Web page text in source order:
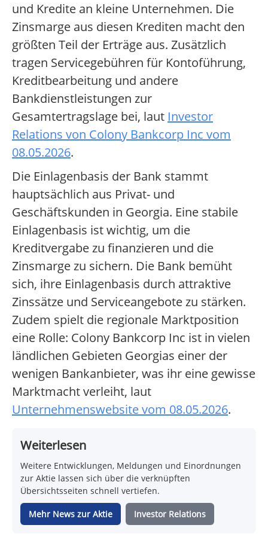
und Kredite an kleine Unternehmen. Die
Zinsmarge aus diesen Krediten macht den
größten Teil der Erträge aus. Zusätzlich
tragen Servicegebühren für Kontoführung,
Kreditbearbeitung und andere
Bankdienstleistungen zur
Gesamtertragslage bei, laut Investor
Relations von Colony Bankcorp Inc vom
08.05.2026.
Die Einlagenbasis der Bank stammt
hauptsächlich aus Privat- und
Geschäftskunden in Georgia. Eine stabile
Einlagenbasis ist wichtig, um die
Kreditvergabe zu finanzieren und die
Zinsmarge zu sichern. Die Bank bemüht
sich, ihre Einlagenbasis durch attraktive
Zinssätze und Serviceangebote zu stärken.
Zudem spielt die regionale Marktposition
eine Rolle: Colony Bankcorp Inc ist in vielen
ländlichen Gebieten Georgias einer der
wenigen Bankanbieter, was ihr eine gewisse
Marktmacht verleiht, laut
Unternehmenswebsite vom 08.05.2026.
Weiterlesen
Weitere Entwicklungen, Meldungen und Einordnungen
zur Aktie lassen sich über die verknüpften
Übersichtsseiten schnell vertiefen.
Mehr News zur Aktie Investor Relations